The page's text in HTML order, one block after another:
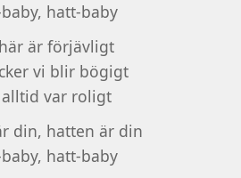
hatt-baby
är förjävligt
vi blir bögigt
var roligt
din, hatten är din
hatt-baby